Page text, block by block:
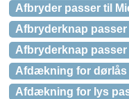
Afbryder passer til
Afbryderknap passer
Afbryderknap
Afdækning for dørlås
Afdækning for lys